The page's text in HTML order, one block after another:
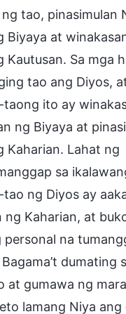
tao, pinasimulan
Biyaya at
Kautusan. Sa mga
tao ang Diyos,
ito ay
ng Biyaya at
Kaharian. Lahat ng
sa
ng Diyos ay
ng Kaharian, at
personal na
dumating
at gumawa ng
lamang Niya ang